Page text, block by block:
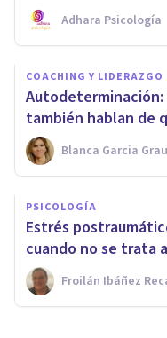
Adhara Psicología
COACHING Y LIDERAZGO
también hablan de
Blanca Garcia Grau
PSICOLOGÍA
Estrés
cuando no se trata
Froilán Ibáñez